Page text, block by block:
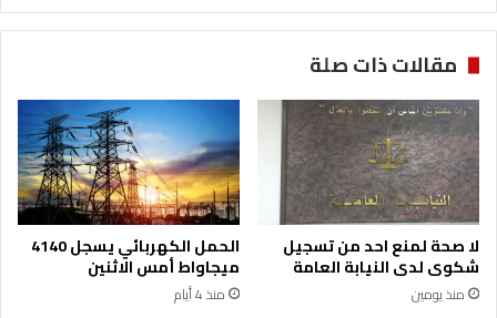
ن
ع
ل
أ
ر
د
ن
ك
د
و
ل
ل
ا
ل
ت
ز
ا
م
مقالات ذات صلة
لا صحة لمنع احد من تسجيل
شكوى لدى النيابة العامة
منذ يومين
الحمل الكهربائي يسجل 4140
ميجاواط أمس الاثنين
منذ 4 أيام